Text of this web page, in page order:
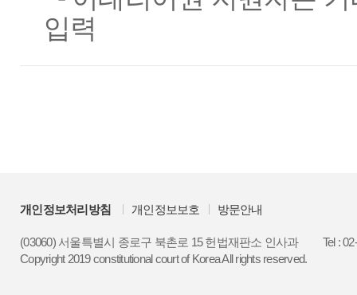
입력
개인정보처리방침 개인정보보호 방문안내
(03060) 서울특별시 종로구 북촌로 15 헌법재판소 인사과
Tel :
Copyright 2019 constitutional court of Korea All rights reserved.